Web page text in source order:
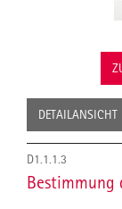
DETAILANSICHT
D1.1.1.3
Bestimmung